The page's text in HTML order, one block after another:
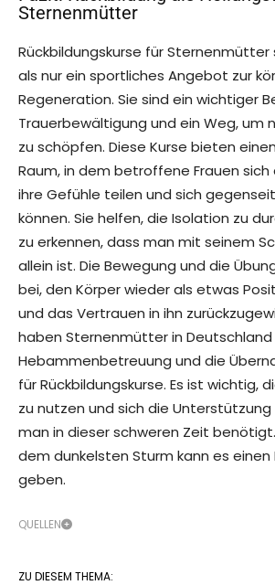
Sternenmütter
Rückbildungskurse für
als nur ein sportliches Angebot zur
Regeneration. Sie sind ein wichtiger
Trauerbewältigung und ein Weg, um
zu schöpfen. Diese Kurse bieten
Raum, in dem betroffene Frauen
ihre Gefühle teilen und sich
können. Sie helfen, die Isolation zu
zu erkennen, dass man mit seinem
allein ist. Die Bewegung und die
bei, den Körper wieder als etwas
und das Vertrauen in ihn
haben Sternenmütter in Deutschland
Hebammenbetreuung und die
für Rückbildungskurse. Es ist wichtig,
zu nutzen und sich die Unterstützung
man in dieser schweren Zeit
dem dunkelsten Sturm kann es
geben.
QUELLEN
ZU DIESEM THEMA: